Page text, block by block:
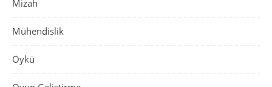
Mizah
Mühendislik
Öykü